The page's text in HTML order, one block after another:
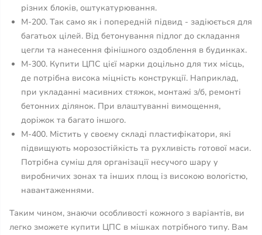
різних блоків, оштукатурювання.
М-200. Так само як і попередній підвид - задіюється для
багатьох цілей. Від бетонування підлог до складання
цегли та нанесення фінішного оздоблення в будинках.
М-300. Купити ЦПС цієї марки доцільно для тих місць,
де потрібна висока міцність конструкції. Наприклад,
при укладанні масивних стяжок, монтажі з/б, ремонті
бетонних ділянок. При влаштуванні вимощення,
доріжок та багато іншого.
М-400. Містить у своєму складі пластифікатори, які
підвищують морозостійкість та рухливість готової маси.
Потрібна суміш для організації несучого шару у
виробничих зонах та інших площ із високою вологістю,
навантаженнями.
Таким чином, знаючи особливості кожного з варіантів, ви
легко зможете купити ЦПС в мішках потрібного типу. Вам